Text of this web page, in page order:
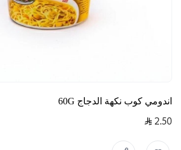
اندومي كوب نكهة الدجاج 60G
2.50